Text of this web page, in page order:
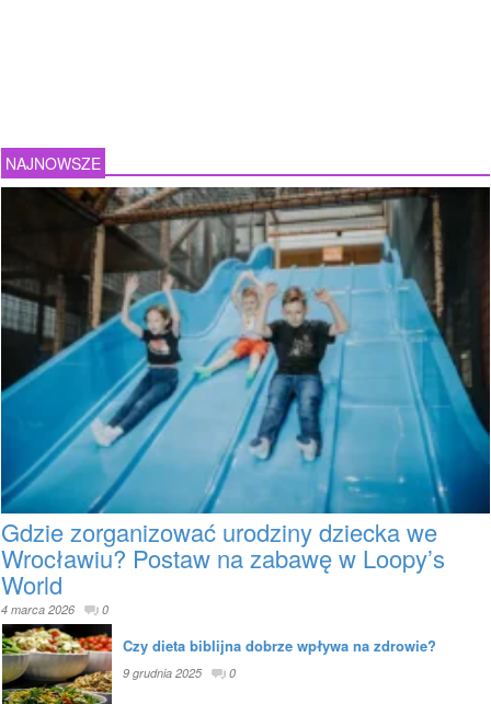
NAJNOWSZE
Gdzie zorganizować urodziny dziecka we
Wrocławiu? Postaw na zabawę w Loopy’s
World
4 marca 2026 0
Czy dieta biblijna dobrze wpływa na zdrowie?
9 grudnia 2025 0